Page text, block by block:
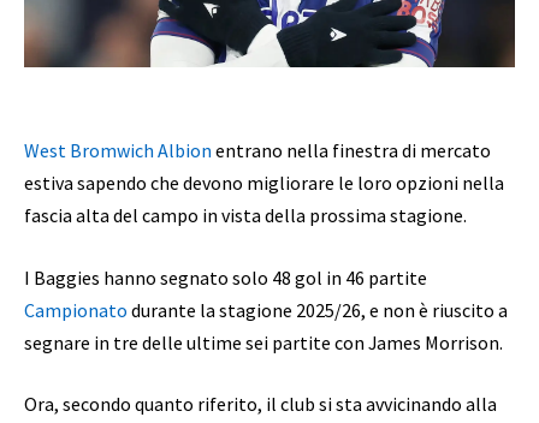
West Bromwich Albion entrano nella finestra di mercato
estiva sapendo che devono migliorare le loro opzioni nella
fascia alta del campo in vista della prossima stagione.
I Baggies hanno segnato solo 48 gol in 46 partite
Campionato durante la stagione 2025/26, e non è riuscito a
segnare in tre delle ultime sei partite con James Morrison.
Ora, secondo quanto riferito, il club si sta avvicinando alla